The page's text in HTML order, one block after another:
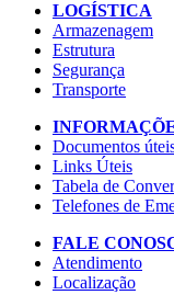
LOGÍSTICA
Armazenagem
Estrutura
Segurança
Transporte
Documentos
Links Úteis
Tabela de
Telefones de
FALE
Atendimento
Localização